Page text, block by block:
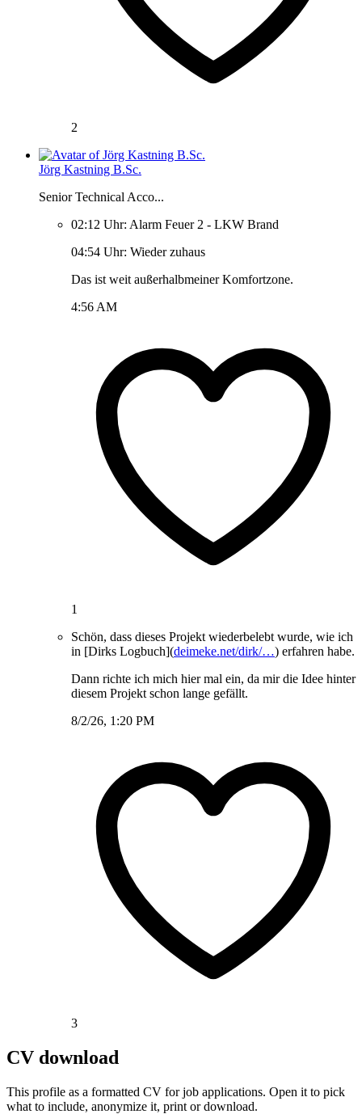
2
Jörg Kastning B.Sc.
Senior Technical Acco...
02:12 Uhr: Alarm Feuer 2 - LKW Brand
04:54 Uhr: Wieder zuhaus
Das ist weit außerhalbmeiner Komfortzone.
4:56 AM
1
Schön, dass dieses Projekt wiederbelebt wurde, wie ich
in [Dirks Logbuch](deimeke.net/dirk/…) erfahren habe.
Dann richte ich mich hier mal ein, da mir die Idee hinter
diesem Projekt schon lange gefällt.
8/2/26, 1:20 PM
3
CV download
This profile as a formatted CV for job applications. Open it to pick
what to include, anonymize it, print or download.